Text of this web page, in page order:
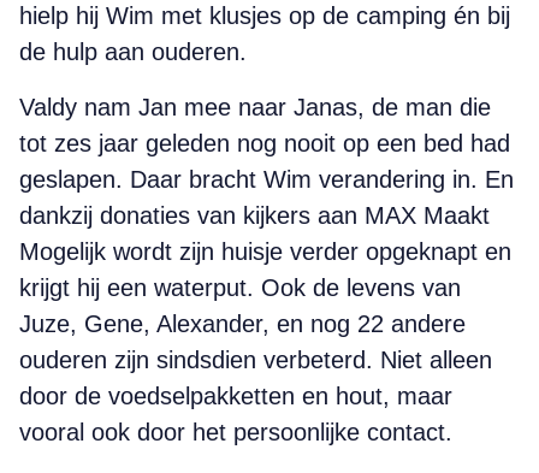
hielp hij Wim met klusjes op de camping én bij
de hulp aan ouderen.
Valdy nam Jan mee naar Janas, de man die
tot zes jaar geleden nog nooit op een bed had
geslapen. Daar bracht Wim verandering in. En
dankzij donaties van kijkers aan MAX Maakt
Mogelijk wordt zijn huisje verder opgeknapt en
krijgt hij een waterput. Ook de levens van
Juze, Gene, Alexander, en nog 22 andere
ouderen zijn sindsdien verbeterd. Niet alleen
door de voedselpakketten en hout, maar
vooral ook door het persoonlijke contact.